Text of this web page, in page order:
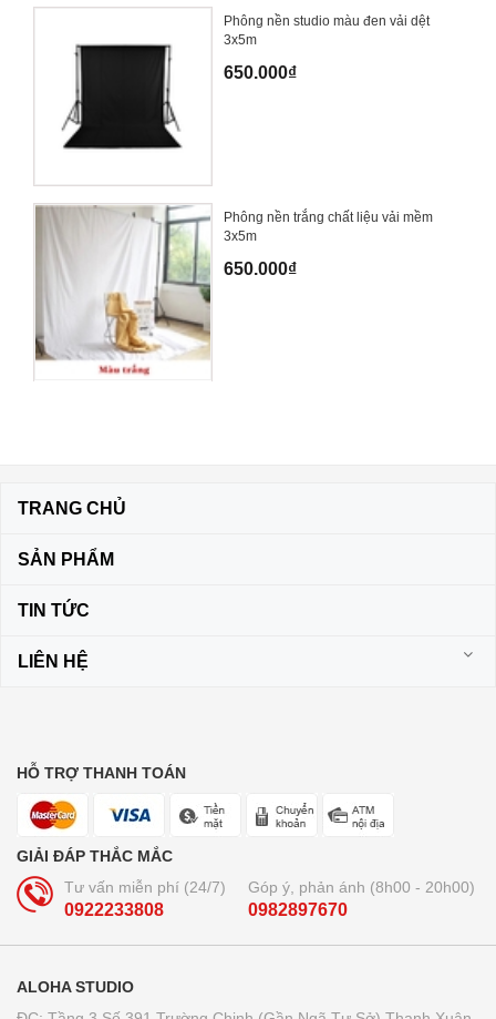
Phông nền studio màu đen vải dệt
3x5m
650.000₫
Phông nền trắng chất liệu vải mềm
3x5m
650.000₫
TRANG CHỦ
SẢN PHẨM
TIN TỨC
LIÊN HỆ
HỖ TRỢ THANH TOÁN
GIẢI ĐÁP THẮC MẮC
Tư vấn miễn phí (24/7)
0922233808
Góp ý, phản ánh (8h00 - 20h00)
0982897670
ALOHA STUDIO